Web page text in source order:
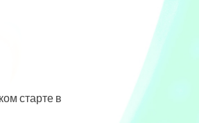
старте в